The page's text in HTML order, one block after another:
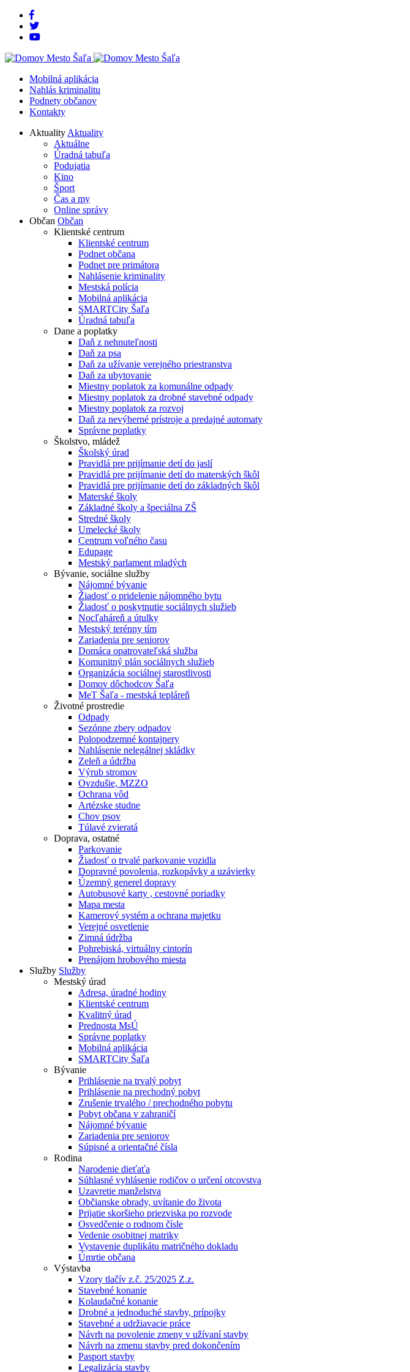
Rovno
obsah
Rovno
menu
Mobilná aplikácia
Nahlás kriminalitu
Podnety občanov
Kontakty
Aktuality Aktuality
Aktuálne
Úradná tabuľa
Podujatia
Kino
Šport
Čas a my
Online správy
Občan Občan
Klientské centrum
Klientské centrum
Podnet občana
Podnet pre primátora
Nahlásenie kriminality
Mestská polícia
Mobilná aplikácia
SMARTCity Šaľa
Úradná tabuľa
Dane a poplatky
Daň z nehnuteľnosti
Daň za psa
Daň za užívanie verejného priestranstva
Daň za ubytovanie
Miestny poplatok za komunálne odpady
Miestny poplatok za drobné stavebné odpady
Miestny poplatok za rozvoj
Daň za nevýherné prístroje a predajné automaty
Správne poplatky
Školstvo, mládež
Školský úrad
Pravidlá pre prijímanie detí do jaslí
Pravidlá pre prijímanie detí do materských škôl
Pravidlá pre prijímanie detí do základných škôl
Materské školy
Základné školy a špeciálna ZŠ
Stredné školy
Umelecké školy
Centrum voľného času
Edupage
Mestský parlament mladých
Bývanie, sociálne služby
Nájomné bývanie
Žiadosť o pridelenie nájomného bytu
Žiadosť o poskytnutie sociálnych služieb
Nocľaháreň a útulky
Mestský terénny tím
Zariadenia pre seniorov
Domáca opatrovateľská služba
Komunitný plán sociálnych služieb
Organizácia sociálnej starostlivosti
Domov dôchodcov Šaľa
MeT Šaľa - mestská tepláreň
Životné prostredie
Odpady
Sezónne zbery odpadov
Polopodzemné kontajnery
Nahlásenie nelegálnej skládky
Zeleň a údržba
Výrub stromov
Ovzdušie, MZZO
Ochrana vôd
Artézske studne
Chov psov
Túlavé zvieratá
Doprava, ostatné
Parkovanie
Žiadosť o trvalé parkovanie vozidla
Dopravné povolenia, rozkopávky a uzávierky
Územný generel dopravy
Autobusové karty , cestovné poriadky
Mapa mesta
Kamerový systém a ochrana majetku
Verejné osvetlenie
Zimná údržba
Pohrebiská, virtuálny cintorín
Prenájom hrobového miesta
Služby Služby
Mestský úrad
Adresa, úradné hodiny
Klientské centrum
Kvalitný úrad
Prednosta MsÚ
Správne poplatky
Mobilná aplikácia
SMARTCity Šaľa
Bývanie
Prihlásenie na trvalý pobyt
Prihlásenie na prechodný pobyt
Zrušenie trvalého / prechodného pobytu
Pobyt občana v zahraničí
Nájomné bývanie
Zariadenia pre seniorov
Súpisné a orientačné čísla
Rodina
Narodenie dieťaťa
Súhlasné vyhlásenie rodičov o určení otcovstva
Uzavretie manželstva
Občianske obrady, uvítanie do života
Prijatie skoršieho priezviska po rozvode
Osvedčenie o rodnom čísle
Vedenie osobitnej matriky
Vystavenie duplikátu matričného dokladu
Úmrtie občana
Výstavba
Vzory tlačív z.č. 25/2025 Z.z.
Stavebné konanie
Kolaudačné konanie
Drobné a jednoduché stavby, prípojky
Stavebné a udržiavacie práce
Návrh na povolenie zmeny v užívaní stavby
Návrh na zmenu stavby pred dokončením
Pasport stavby
Legalizácia stavby